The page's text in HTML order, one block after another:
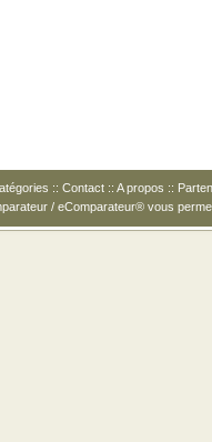
:: Contact :: A propos ::
/ eComparateur® vous